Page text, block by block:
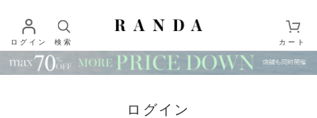
ログイン 検索 カート
ログイン